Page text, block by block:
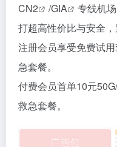
CN2 /GIA
专线机
打超高性价比与安全，
注册会员享受免费试
急套餐。
付费会员首单10元
救急套餐。